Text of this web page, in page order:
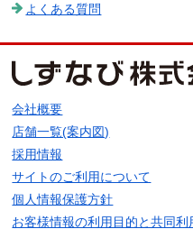
よくある質問
会社概要
店舗一覧(案内図)
採用情報
サイトのご利用について
個人情報保護方針
お客様情報の利用目的と共同利